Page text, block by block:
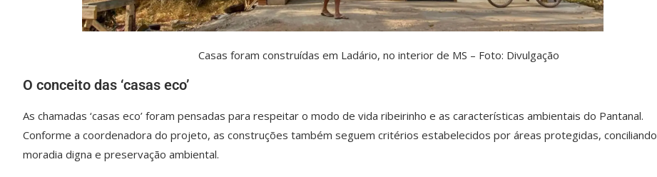
Casas foram construídas em Ladário, no interior de MS – Foto: Divulgação
O conceito das ‘casas eco’
As chamadas ‘casas eco’ foram pensadas para respeitar o modo de vida ribeirinho e as características ambientais do Pantanal.
Conforme a coordenadora do projeto, as construções também seguem critérios estabelecidos por áreas protegidas, conciliando
moradia digna e preservação ambiental.